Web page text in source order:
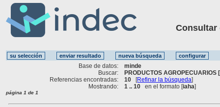
Consultar
Base de datos:
minde
Buscar:
PRODUCTOS AGROPECUARIOS
Referencias encontradas:
10 [Refinar la búsqueda]
Mostrando:
1 .. 10 en el formato [iaha]
página 1 de 1